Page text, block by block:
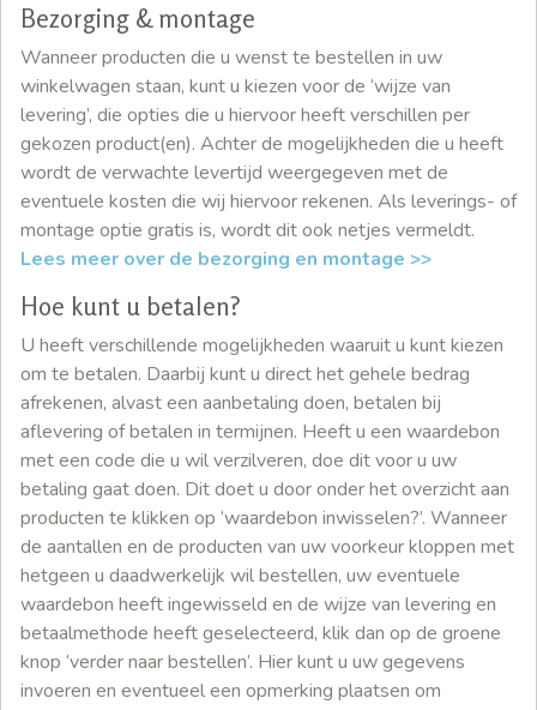
Bezorging & montage
Wanneer producten die u wenst te bestellen in uw
winkelwagen staan, kunt u kiezen voor de ‘wijze van
levering’, die opties die u hiervoor heeft verschillen per
gekozen product(en). Achter de mogelijkheden die u heeft
wordt de verwachte levertijd weergegeven met de
eventuele kosten die wij hiervoor rekenen. Als leverings- of
montage optie gratis is, wordt dit ook netjes vermeldt.
Lees meer over de bezorging en montage >>
Hoe kunt u betalen?
U heeft verschillende mogelijkheden waaruit u kunt kiezen
om te betalen. Daarbij kunt u direct het gehele bedrag
afrekenen, alvast een aanbetaling doen, betalen bij
aflevering of betalen in termijnen. Heeft u een waardebon
met een code die u wil verzilveren, doe dit voor u uw
betaling gaat doen. Dit doet u door onder het overzicht aan
producten te klikken op ‘waardebon inwisselen?’. Wanneer
de aantallen en de producten van uw voorkeur kloppen met
hetgeen u daadwerkelijk wil bestellen, uw eventuele
waardebon heeft ingewisseld en de wijze van levering en
betaalmethode heeft geselecteerd, klik dan op de groene
knop ‘verder naar bestellen’. Hier kunt u uw gegevens
invoeren en eventueel een opmerking plaatsen om